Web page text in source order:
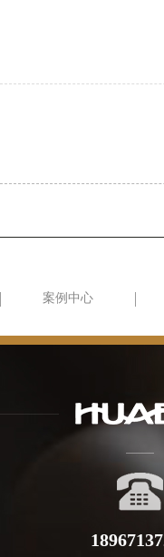
案例中心